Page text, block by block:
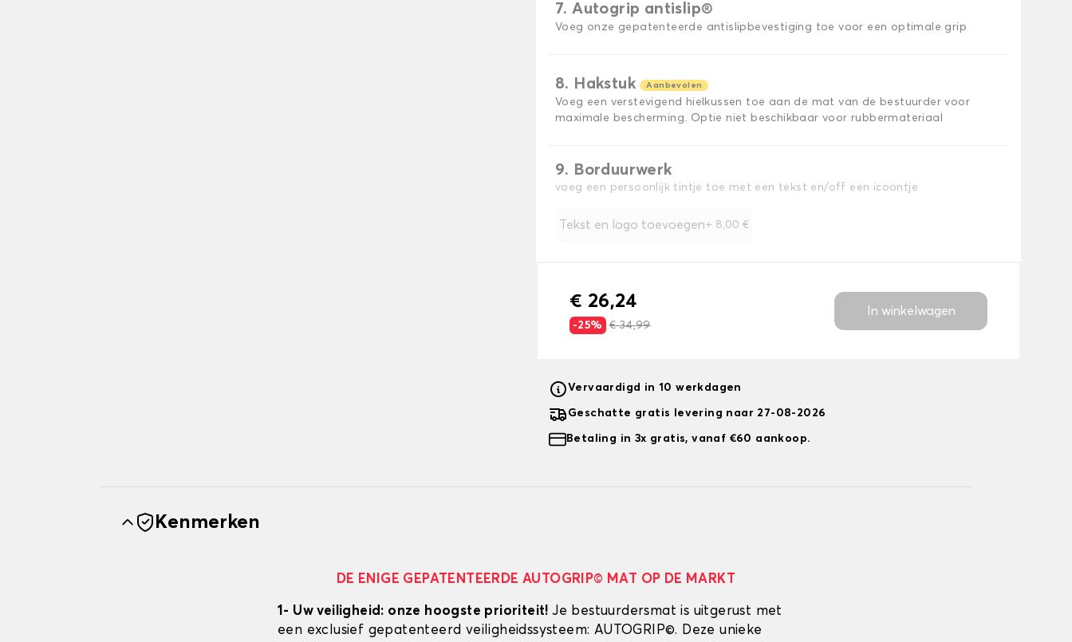
7. Autogrip antislip®
Voeg onze gepatenteerde antislipbevestiging toe voor een optimale grip
8. Hakstuk Aanbevolen
Voeg een verstevigend hielkussen toe aan de mat van de bestuurder voor
maximale bescherming. Optie niet beschikbaar voor rubbermateriaal
9. Borduurwerk
voeg een persoonlijk tintje toe met een tekst en/off een icoontje
Tekst en logo toevoegen+ 8,00 €
€ 26,24
-25% € 34,99
In winkelwagen
Vervaardigd in 10 werkdagen
Geschatte gratis levering naar 27-08-2026
Betaling in 3x gratis, vanaf €60 aankoop.
Kenmerken
DE ENIGE GEPATENTEERDE AUTOGRIP© MAT OP DE MARKT
1- Uw veiligheid: onze hoogste prioriteit!Je bestuurdersmat is uitgerust met
een exclusief gepatenteerd veiligheidssysteem: AUTOGRIP©. Deze unieke